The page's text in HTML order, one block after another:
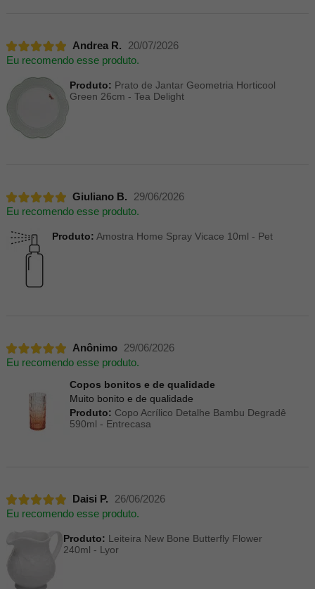
Andrea R.
20/07/2026
Eu recomendo esse produto.
Produto: Prato de Jantar Geometria Horticool
Green 26cm - Tea Delight
Giuliano B.
29/06/2026
Eu recomendo esse produto.
Produto: Amostra Home Spray Vicace 10ml - Pet
Anônimo
29/06/2026
Eu recomendo esse produto.
Copos bonitos e de qualidade
Muito bonito e de qualidade
Produto: Copo Acrílico Detalhe Bambu Degradê
590ml - Entrecasa
Daisi P.
26/06/2026
Eu recomendo esse produto.
Produto: Leiteira New Bone Butterfly Flower
240ml - Lyor